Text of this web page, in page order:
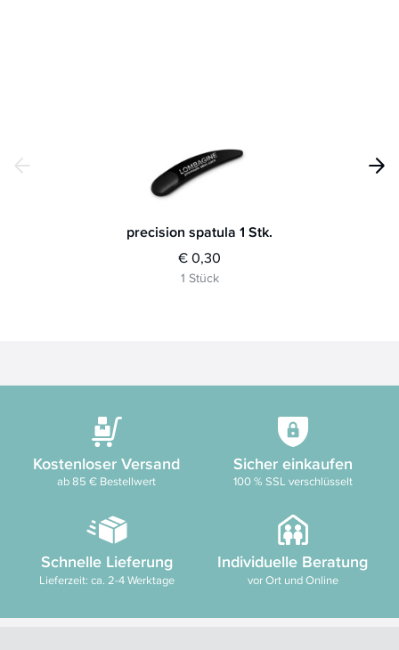
precision spatula 1 Stk.
€ 0,30
1 Stück
Kostenloser Versand
ab 85 € Bestellwert
Sicher einkaufen
100 % SSL verschlüsselt
Schnelle Lieferung
Lieferzeit: ca. 2-4 Werktage
Individuelle Beratung
vor Ort und Online